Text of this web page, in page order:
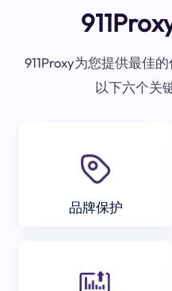
911Proxy为您提供最佳
以下六个关
品牌保护